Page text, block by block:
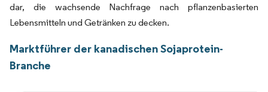
dar, die wachsende Nachfrage nach pflanzenbasierten
Lebensmitteln und Getränken zu decken.
Marktführer der kanadischen Sojaprotein-
Branche